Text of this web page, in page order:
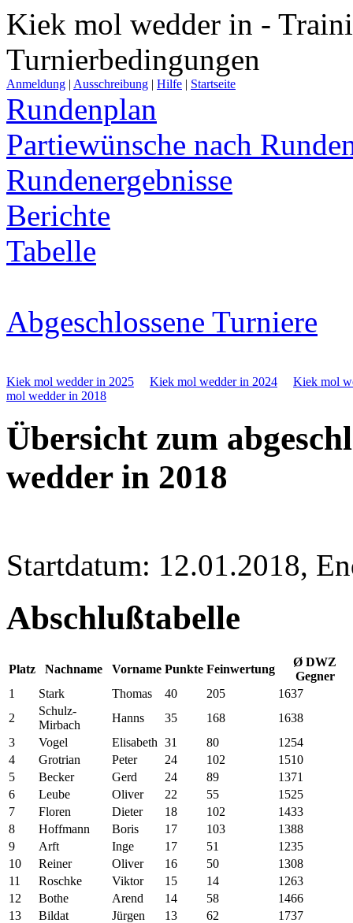
Kiek mol wedder in -
Turnierbedingungen
Anmeldung | Ausschreibung | Hilfe | Startseite
Rundenplan
Partiewünsche nach
Rundenergebnisse
Berichte
Tabelle
Abgeschlossene Turniere
Kiek mol wedder in 2025 Kiek mol wedder in 2024
Kiek mol
mol wedder in 2018
Übersicht zum
wedder in 2018
Startdatum: 12.01.2018,
Abschlußtabelle
Platz Nachname Vorname Punkte Feinwertung
Ø DWZ
Gegner
1
Stark Thomas 40 205
1637
2
Schulz-
Mirbach
Hanns 35 168
1638
3
Vogel Elisabeth 31 80
1254
4
Grotrian Peter 24 102
1510
5
Becker Gerd 24 89
1371
6
Leube Oliver 22 55
1525
7
Floren Dieter 18 102
1433
8
Hoffmann Boris 17 103
1388
9
Arft Inge 17 51
1235
10
Reiner Oliver 16 50
1308
11
Roschke Viktor 15 14
1263
12
Bothe Arend 14 58
1466
13
Bildat Jürgen 13 62
1737